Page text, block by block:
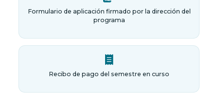
Formulario de aplicación firmado por la dirección del
programa
Recibo de pago del semestre en curso